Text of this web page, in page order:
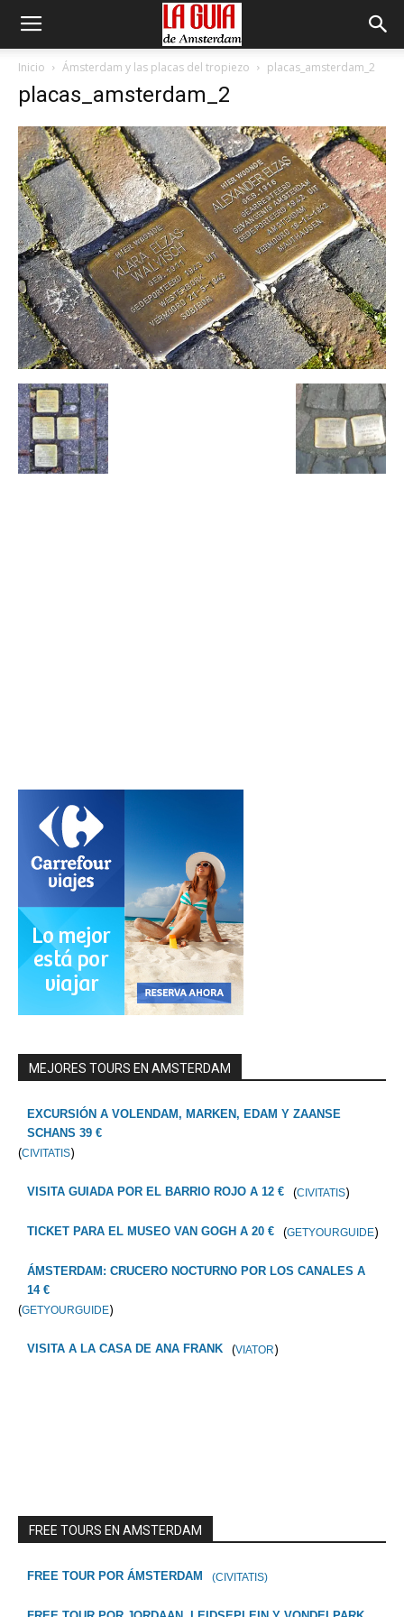
Inicio Ámsterdam y las placas del tropiezo placas_amsterdam_2
placas_amsterdam_2
MEJORES TOURS EN AMSTERDAM
EXCURSIÓN A VOLENDAM, MARKEN, EDAM Y ZAANSE
SCHANS 39 €
(CIVITATIS)
VISITA GUIADA POR EL BARRIO ROJO A 12 € (CIVITATIS)
TICKET PARA EL MUSEO VAN GOGH A 20 € (GETYOURGUIDE)
ÁMSTERDAM: CRUCERO NOCTURNO POR LOS CANALES A
14 €
(GETYOURGUIDE)
VISITA A LA CASA DE ANA FRANK (VIATOR)
FREE TOURS EN AMSTERDAM
FREE TOUR POR ÁMSTERDAM (CIVITATIS)